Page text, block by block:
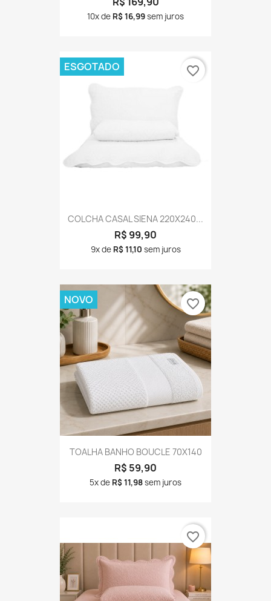
10x de R$ 16,99sem juros
COLCHA CASAL SIENA 220X240...
R$ 99,90
9x de R$ 11,10 sem juros
ESGOTADO favorite_border
TOALHA BANHO BOUCLE 70X140
R$ 59,90
5x de R$ 11,98sem juros
NOVO favorite_border
favorite_border